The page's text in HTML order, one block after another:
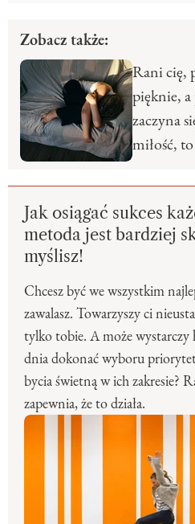
Zobacz także:
Rani cię,
pięknie,
zaczyna
miłość,
Jak osiągać sukces
metoda jest bardziej
myślisz!
Chcesz być we wszystkim
zawalasz. Towarzyszy ci
tylko tobie. A może wystarczy
dnia dokonać wyboru
bycia świetną w ich zakresie?
zapewnia, że to działa.